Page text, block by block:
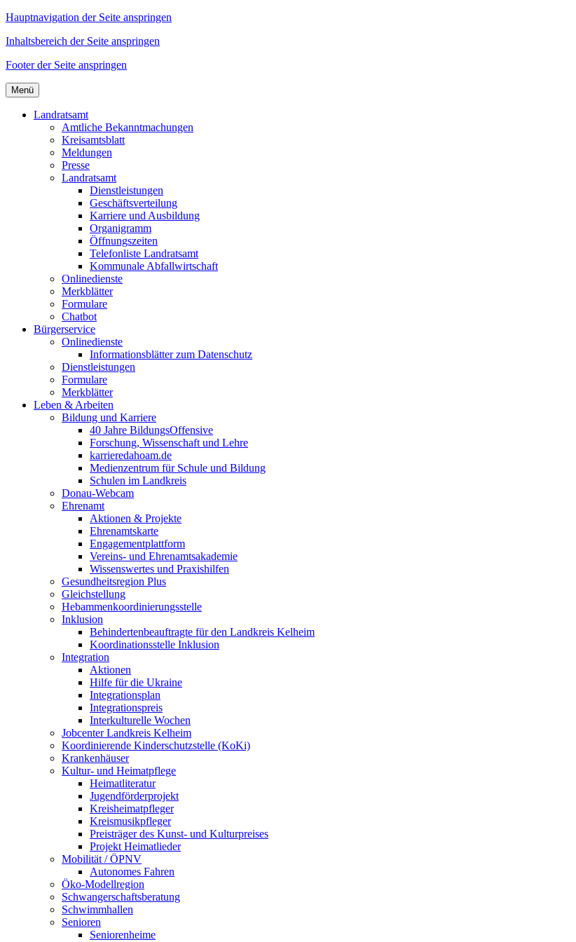
Hauptnavigation der Seite anspringen
Inhaltsbereich der Seite anspringen
Footer der Seite anspringen
Menü
Landratsamt
Amtliche Bekanntmachungen
Kreisamtsblatt
Meldungen
Presse
Landratsamt
Dienstleistungen
Geschäftsverteilung
Karriere und Ausbildung
Organigramm
Öffnungszeiten
Telefonliste Landratsamt
Kommunale Abfallwirtschaft
Onlinedienste
Merkblätter
Formulare
Chatbot
Bürgerservice
Onlinedienste
Informationsblätter zum Datenschutz
Dienstleistungen
Formulare
Merkblätter
Leben & Arbeiten
Bildung und Karriere
40 Jahre BildungsOffensive
Forschung, Wissenschaft und Lehre
karrieredahoam.de
Medienzentrum für Schule und Bildung
Schulen im Landkreis
Donau-Webcam
Ehrenamt
Aktionen & Projekte
Ehrenamtskarte
Engagementplattform
Vereins- und Ehrenamtsakademie
Wissenswertes und Praxishilfen
Gesundheitsregion Plus
Gleichstellung
Hebammenkoordinierungsstelle
Inklusion
Behindertenbeauftragte für den Landkreis Kelheim
Koordinationsstelle Inklusion
Integration
Aktionen
Hilfe für die Ukraine
Integrationsplan
Integrationspreis
Interkulturelle Wochen
Jobcenter Landkreis Kelheim
Koordinierende Kinderschutzstelle (KoKi)
Krankenhäuser
Kultur- und Heimatpflege
Heimatliteratur
Jugendförderprojekt
Kreisheimatpfleger
Kreismusikpfleger
Preisträger des Kunst- und Kulturpreises
Projekt Heimatlieder
Mobilität / ÖPNV
Autonomes Fahren
Öko-Modellregion
Schwangerschaftsberatung
Schwimmhallen
Senioren
Seniorenheime